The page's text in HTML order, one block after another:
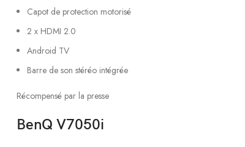
Capot de protection motorisé
2 x HDMI 2.0
Android TV
Barre de son stéréo intégrée
Récompensé par la presse
BenQ V7050i